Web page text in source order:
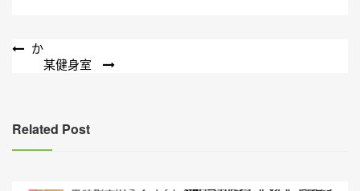
文
覽
か
某健身室
Related Post